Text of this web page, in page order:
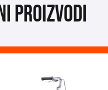
proizvodi